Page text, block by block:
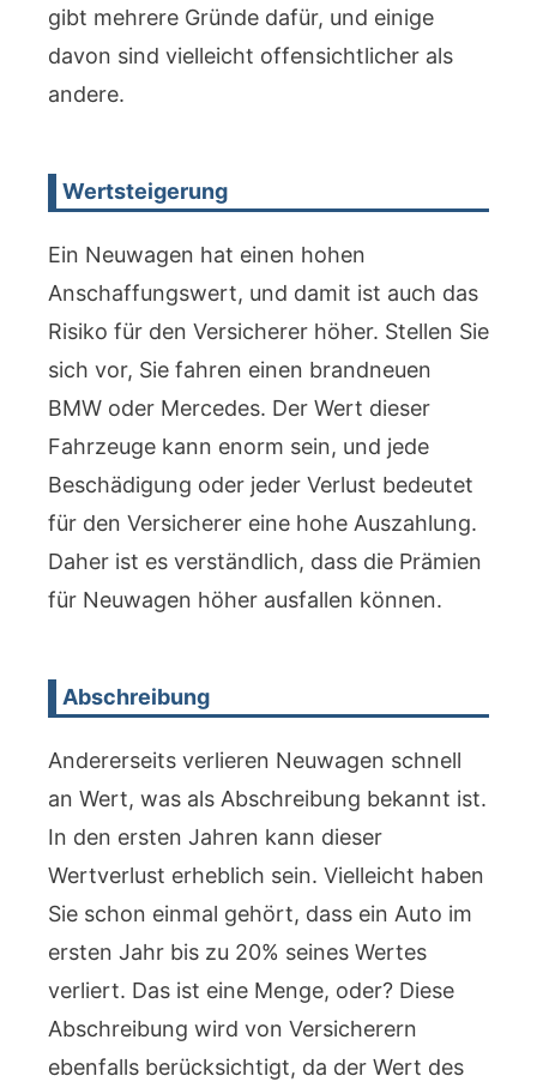
gibt mehrere Gründe dafür, und einige
davon sind vielleicht offensichtlicher als
andere.
Wertsteigerung
Ein Neuwagen hat einen hohen
Anschaffungswert, und damit ist auch das
Risiko für den Versicherer höher. Stellen Sie
sich vor, Sie fahren einen brandneuen
BMW oder Mercedes. Der Wert dieser
Fahrzeuge kann enorm sein, und jede
Beschädigung oder jeder Verlust bedeutet
für den Versicherer eine hohe Auszahlung.
Daher ist es verständlich, dass die Prämien
für Neuwagen höher ausfallen können.
Abschreibung
Andererseits verlieren Neuwagen schnell
an Wert, was als Abschreibung bekannt ist.
In den ersten Jahren kann dieser
Wertverlust erheblich sein. Vielleicht haben
Sie schon einmal gehört, dass ein Auto im
ersten Jahr bis zu 20% seines Wertes
verliert. Das ist eine Menge, oder? Diese
Abschreibung wird von Versicherern
ebenfalls berücksichtigt, da der Wert des